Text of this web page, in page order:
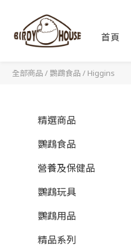
首頁
全部商品 / 鸚鵡食品 / Higgins
精選商品
鸚鵡食品
營養及保健品
鸚鵡玩具
鸚鵡用品
精品系列